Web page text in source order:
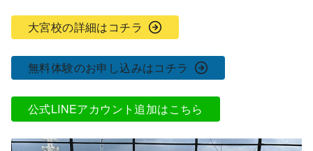
大宮校の詳細はコチラ
無料体験のお申し込みはコチラ
公式LINEアカウント追加はこちら